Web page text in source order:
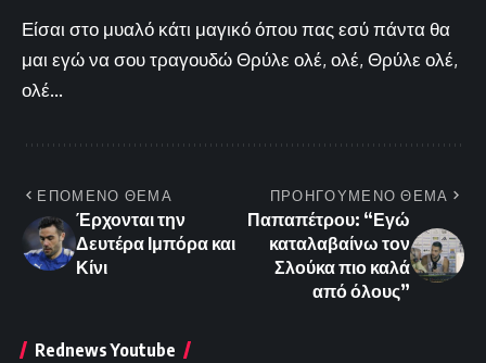
Είσαι στο μυαλό κάτι μαγικό όπου πας εσύ πάντα θα
μαι εγώ να σου τραγουδώ Θρύλε ολέ, ολέ, Θρύλε ολέ,
ολέ...
ΕΠΟΜΕΝΟ ΘΕΜΑ
Έρχονται την
Δευτέρα Ιμπόρα και
Κίνι
ΠΡΟΗΓΟΥΜΕΝΟ ΘΕΜΑ
Παπαπέτρου: “Εγώ
καταλαβαίνω τον
Σλούκα πιο καλά
από όλους”
Rednews Youtube